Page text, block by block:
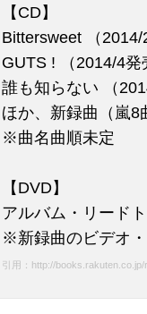
【CD】
Bittersweet （2014/
GUTS ! （2014/4発
誰も知らない （
ほか、新録曲（嵐8
※曲名曲順未定
【DVD】
アルバム・リード
※新録曲のビデオ
引用：http://books.rakuten.co.jp/